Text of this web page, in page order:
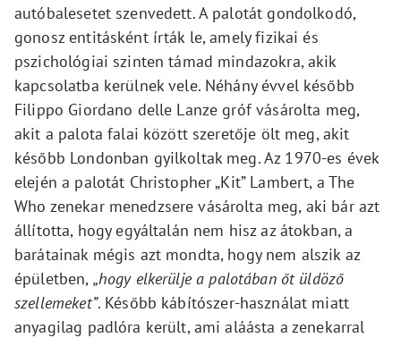
autóbalesetet szenvedett. A palotát gondolkodó,
gonosz entitásként írták le, amely fizikai és
pszichológiai szinten támad mindazokra, akik
kapcsolatba kerülnek vele. Néhány évvel később
Filippo Giordano delle Lanze gróf vásárolta meg,
akit a palota falai között szeretője ölt meg, akit
később Londonban gyilkoltak meg. Az 1970-es évek
elején a palotát Christopher „Kit” Lambert, a The
Who zenekar menedzsere vásárolta meg, aki bár azt
állította, hogy egyáltalán nem hisz az átokban, a
barátainak mégis azt mondta, hogy nem alszik az
épületben, „hogy elkerülje a palotában őt üldöző
szellemeket”. Később kábítószer-használat miatt
anyagilag padlóra került, ami aláásta a zenekarral